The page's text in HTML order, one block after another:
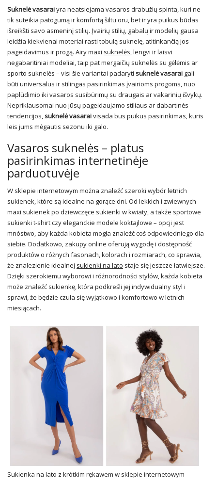
Suknelė vasaraiyra neatsiejama vasaros drabužių spinta, kuri ne
tik suteikia patogumą ir komfortą šiltu oru, bet ir yra puikus būdas
išreikšti savo asmeninį stilių. Įvairių stilių, gabalų ir modelių gausa
leidžia kiekvienai moteriai rasti tobulą suknelę, atitinkančią jos
pageidavimus ir progą. Airy maxi suknelės, lengvi ir laisvi
negabaritiniai modeliai, taip pat mergaičių suknelės su gėlėmis ar
sporto suknelės – visi šie variantai padaryti suknelė vasarai gali
būti universalus ir stilingas pasirinkimas įvairioms progoms, nuo
paplūdimio iki vasaros susibūrimų su draugais ar vakarinių išvykų.
Nepriklausomai nuo jūsų pageidaujamo stiliaus ar dabartinės
tendencijos,suknelė vasaraivisada bus puikus pasirinkimas, kuris
leis jums mėgautis sezonu iki galo.
Vasaros suknelės – platus
pasirinkimas internetinėje
parduotuvėje
W sklepie internetowym można znaleźć szeroki wybór letnich
sukienek, które są idealne na gorące dni. Od lekkich i zwiewnych
maxi sukienek po dziewczęce sukienki w kwiaty, a także sportowe
sukienki t-shirt czy eleganckie modele koktajlowe – opcji jest
mnóstwo, aby każda kobieta mogła znaleźć coś odpowiedniego dla
siebie. Dodatkowo, zakupy online oferują wygodę i dostępność
produktów o różnych fasonach, kolorach i rozmiarach, co sprawia,
że znalezienie idealnej sukienki na lato staje się jeszcze łatwiejsze.
Dzięki szerokiemu wyborowi i różnorodności stylów, każda kobieta
może znaleźć sukienkę, która podkreśli jej indywidualny styl i
sprawi, że będzie czuła się wyjątkowo i komfortowo w letnich
miesiącach.
Sukienka na lato z krótkim rękawem w sklepie internetowym